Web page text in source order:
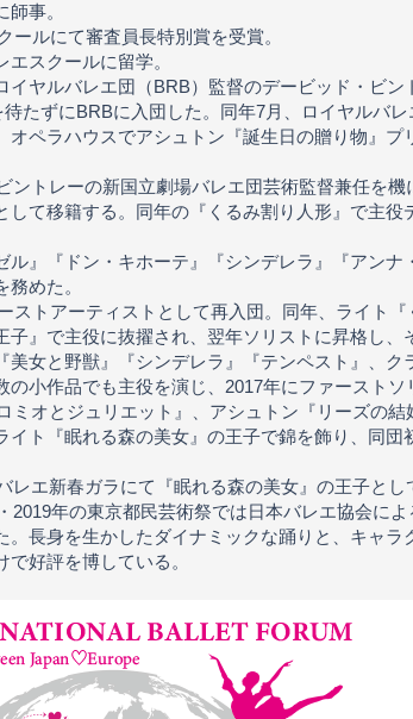
事。
ールにて審査員長特別賞を受賞。
スクールに留学。
イヤルバレエ団（BRB）監督のデービッド・ビン
待たずにBRBに入団した。同年7月、ロイヤルバ
オペラハウスでアシュトン『誕生日の贈り物』プ
ントレーの新国立劇場バレエ団芸術監督兼任を機
して移籍する。同年の『くるみ割り人形』で主役
ル』『ドン・キホーテ』『シンデレラ』『アンナ
めた。
ストアーティストとして再入団。同年、ライト『
子』で主役に抜擢され、翌年ソリストに昇格し、
美女と野獣』『シンデレラ』『テンペスト』、ク
の小作品でも主役を演じ、2017年にファーストソ
ミオとジュリエット』、アシュトン『リーズの結
イト『眠れる森の美女』の王子で錦を飾り、同団
レエ新春ガラにて『眠れる森の美女』の王子とし
2019年の東京都民芸術祭では日本バレエ協会に
。長身を生かしたダイナミックな踊りと、キャラ
好評を博している。